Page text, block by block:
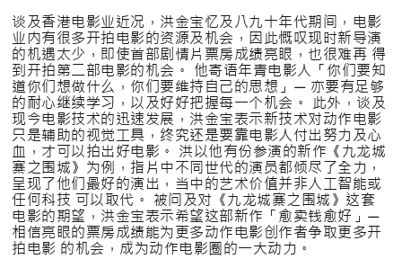
谈及香港电影业近况，洪金宝忆及八九十年代期间，电影
业内有很多开拍电影的资源及机会，因此慨叹现时新导演
的机遇太少，即使首部剧情片票房成绩亮眼，也很难再 得
到开拍第二部电影的机会。 他寄语年青电影人「你们要知
道你们想做什么，你们要维持自己的思想」— 亦要有足够
的耐心继续学习，以及好好把握每一个机会。 此外，谈及
现今电影技术的迅速发展，洪金宝表示新技术对动作电影
只是辅助的视觉工具，终究还是要靠电影人付出努力及心
血，才可以拍出好电影。 洪以他有份参演的新作《九龙城
寨之围城》为例，指片中不同世代的演员都倾尽了全力，
呈现了他们最好的演出，当中的艺术价值并非人工智能或
任何科技 可以取代。 被问及对《九龙城寨之围城》这套
电影的期望，洪金宝表示希望这部新作「愈卖钱愈好」—
相信亮眼的票房成绩能为更多动作电影创作者争取更多开
拍电影 的机会，成为动作电影圈的一大动力。